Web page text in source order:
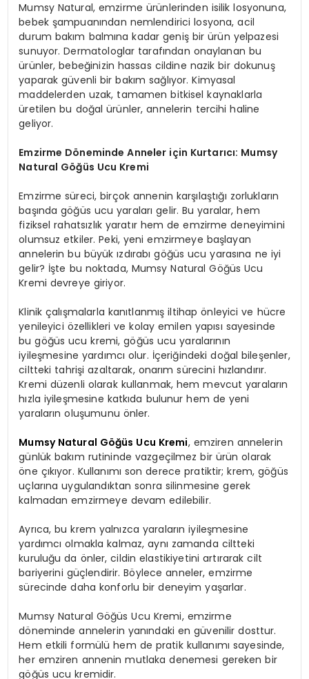
Mumsy Natural, emzirme ürünlerinden isilik losyonuna,
bebek şampuanından nemlendirici losyona, acil
durum bakım balmına kadar geniş bir ürün yelpazesi
sunuyor. Dermatologlar tarafından onaylanan bu
ürünler, bebeğinizin hassas cildine nazik bir dokunuş
yaparak güvenli bir bakım sağlıyor. Kimyasal
maddelerden uzak, tamamen bitkisel kaynaklarla
üretilen bu doğal ürünler, annelerin tercihi haline
geliyor.
Emzirme Döneminde Anneler için Kurtarıcı: Mumsy
Natural Göğüs Ucu Kremi
Emzirme süreci, birçok annenin karşılaştığı zorlukların
başında göğüs ucu yaraları gelir. Bu yaralar, hem
fiziksel rahatsızlık yaratır hem de emzirme deneyimini
olumsuz etkiler. Peki, yeni emzirmeye başlayan
annelerin bu büyük ızdırabı göğüs ucu yarasına ne iyi
gelir? İşte bu noktada, Mumsy Natural Göğüs Ucu
Kremi devreye giriyor.
Klinik çalışmalarla kanıtlanmış iltihap önleyici ve hücre
yenileyici özellikleri ve kolay emilen yapısı sayesinde
bu göğüs ucu kremi, göğüs ucu yaralarının
iyileşmesine yardımcı olur. İçeriğindeki doğal bileşenler,
ciltteki tahrişi azaltarak, onarım sürecini hızlandırır.
Kremi düzenli olarak kullanmak, hem mevcut yaraların
hızla iyileşmesine katkıda bulunur hem de yeni
yaraların oluşumunu önler.
Mumsy Natural Göğüs Ucu Kremi, emziren annelerin
günlük bakım rutininde vazgeçilmez bir ürün olarak
öne çıkıyor. Kullanımı son derece pratiktir; krem, göğüs
uçlarına uygulandıktan sonra silinmesine gerek
kalmadan emzirmeye devam edilebilir.
Ayrıca, bu krem yalnızca yaraların iyileşmesine
yardımcı olmakla kalmaz, aynı zamanda ciltteki
kuruluğu da önler, cildin elastikiyetini artırarak cilt
bariyerini güçlendirir. Böylece anneler, emzirme
sürecinde daha konforlu bir deneyim yaşarlar.
Mumsy Natural Göğüs Ucu Kremi, emzirme
döneminde annelerin yanındaki en güvenilir dosttur.
Hem etkili formülü hem de pratik kullanımı sayesinde,
her emziren annenin mutlaka denemesi gereken bir
göğüs ucu kremidir.